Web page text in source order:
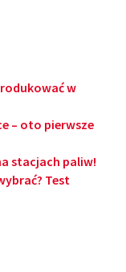
w
– oto pierwsze
stacjach paliw!
Test